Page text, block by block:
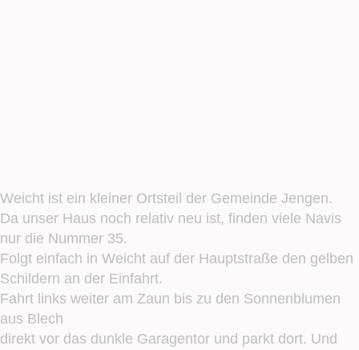
Weicht ist ein kleiner Ortsteil der Gemeinde Jengen.
Da unser Haus noch relativ neu ist, finden viele Navis
nur die Nummer 35.
Folgt einfach in Weicht auf der Hauptstraße den gelben
Schildern an der Einfahrt.
Fahrt links weiter am Zaun bis zu den Sonnenblumen
aus Blech
direkt vor das dunkle Garagentor und parkt dort. Und